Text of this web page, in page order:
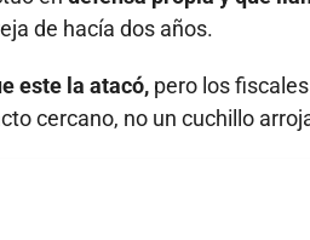
de hacía dos años.
este la atacó, pero los fiscales
cercano, no un cuchillo